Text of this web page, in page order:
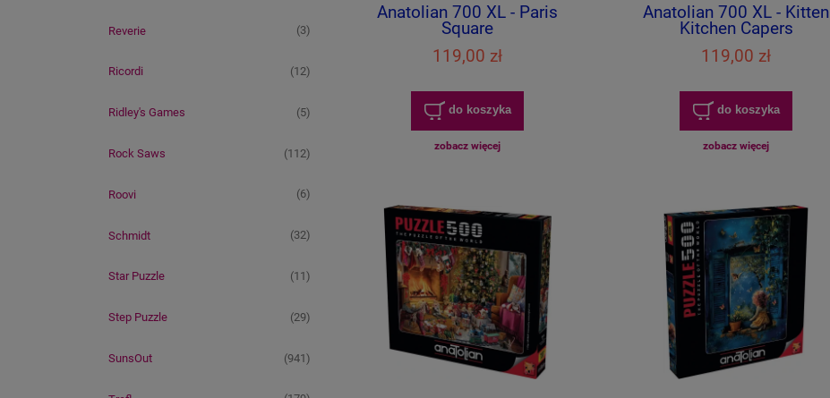
Reverie (3)
Ricordi (12)
Ridley's Games (5)
Rock Saws (112)
Roovi (6)
Schmidt (32)
Star Puzzle (11)
Step Puzzle (29)
SunsOut (941)
Anatolian 700 XL - Paris
Square
119,00 zł
do koszyka
zobacz więcej
Anatolian 700 XL - Kitten
Kitchen Capers
119,00 zł
do koszyka
zobacz więcej